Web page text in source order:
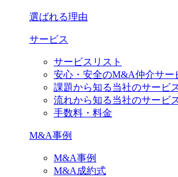
選ばれる理由
サービス
サービスリスト
安心・安全のM&A仲介サー
課題から知る当社のサービ
流れから知る当社のサービ
手数料・料金
M&A事例
M&A事例
M&A成約式